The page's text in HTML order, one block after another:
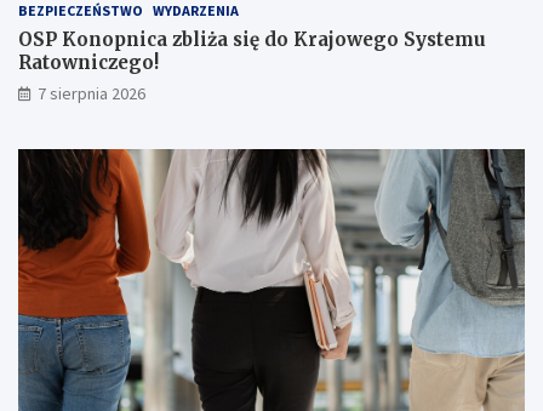
a
ż
e
r
!
BEZPIECZEŃSTWO WYDARZENIA
OSP Konopnica zbliża się do Krajowego Systemu
Ratowniczego!
7 sierpnia 2026